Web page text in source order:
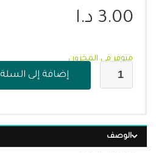
3.00 د.ا
متوفر في المخزون
إضافة إلى السلة
الوصف